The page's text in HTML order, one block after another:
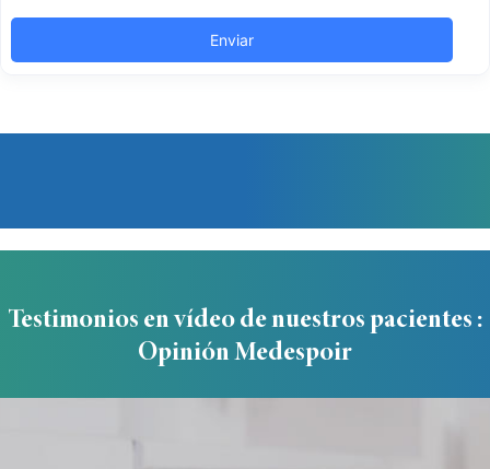
Testimonios en vídeo de nuestros pacientes :
Opinión Medespoir